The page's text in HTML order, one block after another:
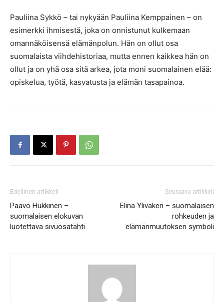
Pauliina Sykkö – tai nykyään Pauliina Kemppainen – on
esimerkki ihmisestä, joka on onnistunut kulkemaan
omannäköisensä elämänpolun. Hän on ollut osa
suomalaista viihdehistoriaa, mutta ennen kaikkea hän on
ollut ja on yhä osa sitä arkea, jota moni suomalainen elää:
opiskelua, työtä, kasvatusta ja elämän tasapainoa.
Edellinen artikkeli
Paavo Hukkinen –
suomalaisen elokuvan
luotettava sivuosatähti
Seuraava artikkeli
Elina Ylivakeri – suomalaisen
rohkeuden ja
elämänmuutoksen symboli